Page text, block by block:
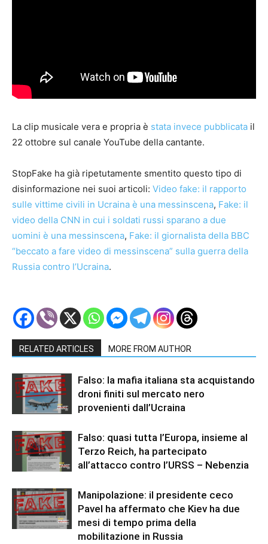
La clip musicale vera e propria è stata invece pubblicata il
22 ottobre sul canale YouTube della cantante.
StopFake ha già ripetutamente smentito questo tipo di
disinformazione nei suoi articoli: Video fake: il rapporto
sulle vittime civili in Ucraina è una messinscena, Fake: il
video della CNN in cui i soldati russi sparano a due
uomini è una messinscena, Fake: il giornalista della BBC
“beccato a fare video di messinscena” sulla guerra della
Russia contro l’Ucraina.
RELATED ARTICLES MORE FROM AUTHOR
Falso: la mafia italiana sta acquistando
droni finiti sul mercato nero
provenienti dall’Ucraina
Falso: quasi tutta l’Europa, insieme al
Terzo Reich, ha partecipato
all’attacco contro l’URSS – Nebenzia
Manipolazione: il presidente ceco
Pavel ha affermato che Kiev ha due
mesi di tempo prima della
mobilitazione in Russia